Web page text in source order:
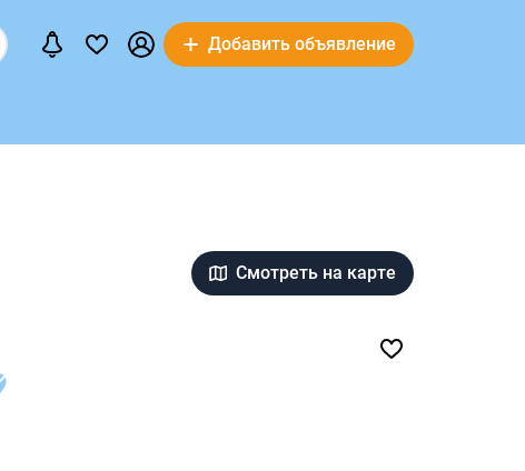
Добавить объявление
Смотреть на карте